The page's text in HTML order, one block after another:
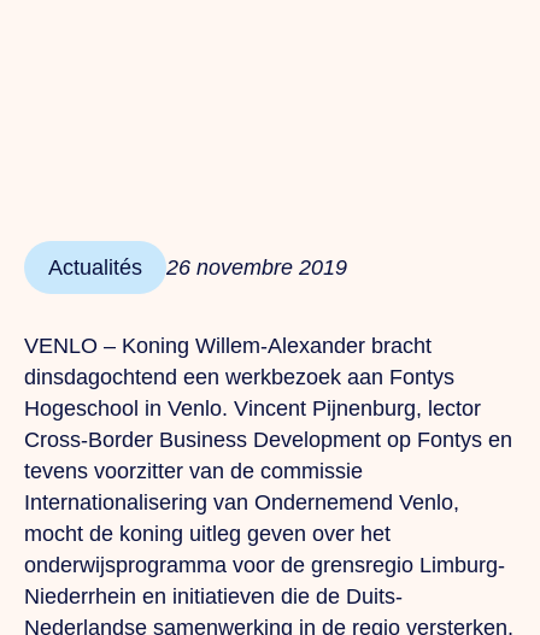
Actualités 26 novembre 2019
VENLO – Koning Willem-Alexander bracht
dinsdagochtend een werkbezoek aan Fontys
Hogeschool in Venlo. Vincent Pijnenburg, lector
Cross-Border Business Development op Fontys en
tevens voorzitter van de commissie
Internationalisering van Ondernemend Venlo,
mocht de koning uitleg geven over het
onderwijsprogramma voor de grensregio Limburg-
Niederrhein en initiatieven die de Duits-
Nederlandse samenwerking in de regio versterken.